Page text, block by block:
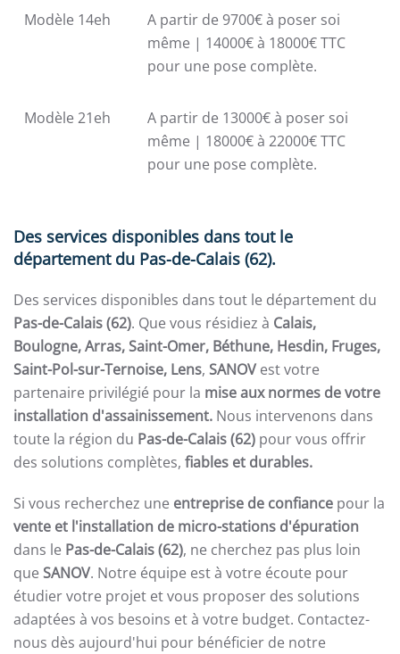
Modèle 14eh
A partir de 9700€ à poser soi
même | 14000€ à 18000€ TTC
pour une pose complète.
Modèle 21eh
A partir de 13000€ à poser soi
même | 18000€ à 22000€ TTC
pour une pose complète.
Des services disponibles dans tout le
département du Pas-de-Calais (62).
Des services disponibles dans tout le département du
Pas-de-Calais (62). Que vous résidiez à Calais,
Boulogne, Arras, Saint-Omer, Béthune, Hesdin, Fruges,
Saint-Pol-sur-Ternoise, Lens, SANOV est votre
partenaire privilégié pour la mise aux normes de votre
installation d'assainissement. Nous intervenons dans
toute la région du Pas-de-Calais (62) pour vous offrir
des solutions complètes, fiables et durables.
Si vous recherchez une entreprise de confiance pour la
vente et l'installation de micro-stations d'épuration
dans le Pas-de-Calais (62), ne cherchez pas plus loin
que SANOV. Notre équipe est à votre écoute pour
étudier votre projet et vous proposer des solutions
adaptées à vos besoins et à votre budget. Contactez-
nous dès aujourd'hui pour bénéficier de notre